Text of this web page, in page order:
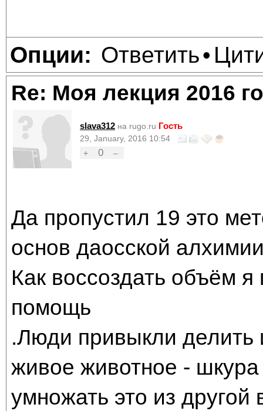
Опции: Ответить•
Re: Моя лекция 2016
slava312 на rugo.ru Гость
29, January, 2016 10:54
+
0 –
Да пропустил 19 это
основ даосской
Как воссоздать объём
помощь
.Люди привыкли делить
живое животное -
умножать это из